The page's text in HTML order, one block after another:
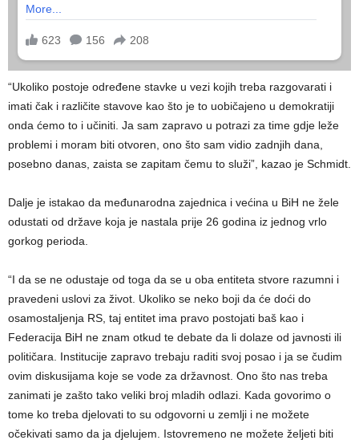
“Ukoliko postoje određene stavke u vezi kojih treba razgovarati i
imati čak i različite stavove kao što je to uobičajeno u demokratiji
onda ćemo to i učiniti. Ja sam zapravo u potrazi za time gdje leže
problemi i moram biti otvoren, ono što sam vidio zadnjih dana,
posebno danas, zaista se zapitam čemu to služi”, kazao je Schmidt.
Dalje je istakao da međunarodna zajednica i većina u BiH ne žele
odustati od države koja je nastala prije 26 godina iz jednog vrlo
gorkog perioda.
“I da se ne odustaje od toga da se u oba entiteta stvore razumni i
pravedeni uslovi za život. Ukoliko se neko boji da će doći do
osamostaljenja RS, taj entitet ima pravo postojati baš kao i
Federacija BiH ne znam otkud te debate da li dolaze od javnosti ili
političara. Institucije zapravo trebaju raditi svoj posao i ja se čudim
ovim diskusijama koje se vode za državnost. Ono što nas treba
zanimati je zašto tako veliki broj mladih odlazi. Kada govorimo o
tome ko treba djelovati to su odgovorni u zemlji i ne možete
očekivati samo da ja djelujem. Istovremeno ne možete željeti biti